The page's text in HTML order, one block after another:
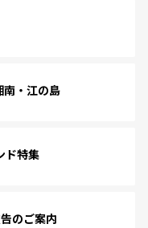
南・江の島
ド特集
のご案内